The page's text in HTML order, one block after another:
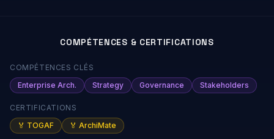
COMPÉTENCES & CERTIFICATIONS
COMPÉTENCES CLÉS
Enterprise Arch.
Strategy Governance Stakeholders
CERTIFICATIONS
🏅 TOGAF 🏅 ArchiMate